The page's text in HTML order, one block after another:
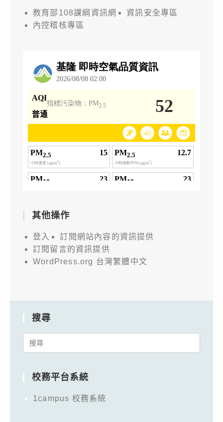
教育部108課綱資訊網
資訊安全專區
內控稽核專區
其他操作
登入
訂閱網站內容的資訊提供
訂閱留言的資訊提供
WordPress.org 台灣繁體中文
搜尋
Search
校務平台系統
1campus 校務系統